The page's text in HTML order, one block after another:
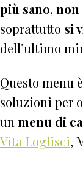
più sano, non
soprattutto si
dell’ultimo
Questo menu
soluzioni per
un menu di
Vita Loglisci,